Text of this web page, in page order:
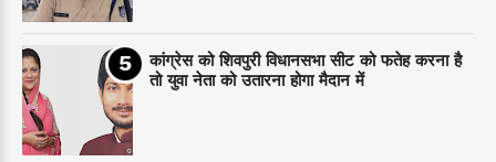
कांग्रेस को शिवपुरी विधानसभा सीट को फतेह करना है
तो युवा नेता को उतारना होगा मैदान में